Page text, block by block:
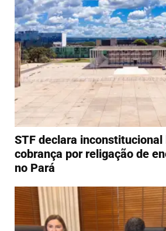
STF declara inconstitucional
cobrança por religação de
no Pará